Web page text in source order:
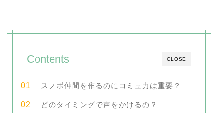
CLOSE
Contents
スノボ仲間を作るのにコミュ力は重要？
どのタイミングで声をかけるの？